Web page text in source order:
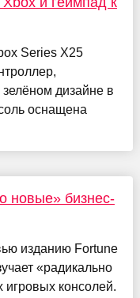
Series X25
дизайне в
оснащена
новые» бизнес-
изданию Fortune
«радикально
консолей.